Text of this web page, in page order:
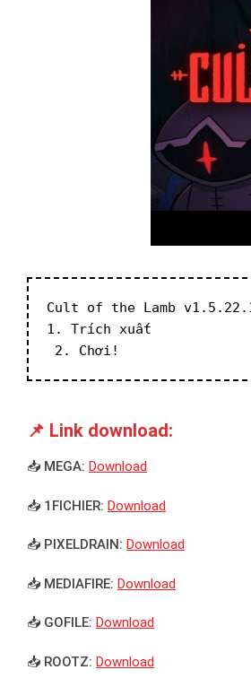
Cult of the Lamb
1. Trích xuất
2. Chơi!
📌 Link download:
📥 MEGA: Download
📥 1FICHIER: Download
📥 PIXELDRAIN: Download
📥 MEDIAFIRE: Download
📥 GOFILE: Download
📥 ROOTZ: Download